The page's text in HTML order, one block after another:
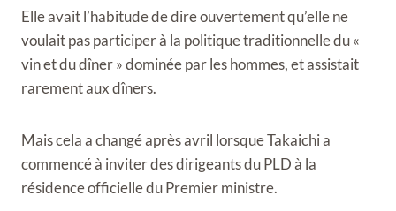
Elle avait l’habitude de dire ouvertement qu’elle ne
voulait pas participer à la politique traditionnelle du «
vin et du dîner » dominée par les hommes, et assistait
rarement aux dîners.
Mais cela a changé après avril lorsque Takaichi a
commencé à inviter des dirigeants du PLD à la
résidence officielle du Premier ministre.